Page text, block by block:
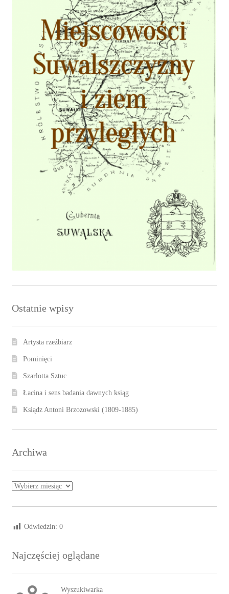
Ostatnie wpisy
Artysta rzeźbiarz
Pominięci
Szarlotta Sztuc
Łacina i sens badania dawnych ksiąg
Ksiądz Antoni Brzozowski (1809-1885)
Archiwa
Archiwa
Odwiedzin: 0
Najczęściej oglądane
Wyszukiwarka